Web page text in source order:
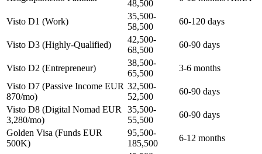
48,500
Visto D1 (Work)
35,500-
58,500
60-120 days
Visto D3 (Highly-Qualified)
42,500-
68,500
60-90 days
Visto D2 (Entrepreneur)
38,500-
65,500
3-6 months
Visto D7 (Passive Income EUR
870/mo)
32,500-
52,500
60-90 days
Visto D8 (Digital Nomad EUR
3,280/mo)
35,500-
55,500
60-90 days
Golden Visa (Funds EUR
500K)
95,500-
185,500
6-12 months